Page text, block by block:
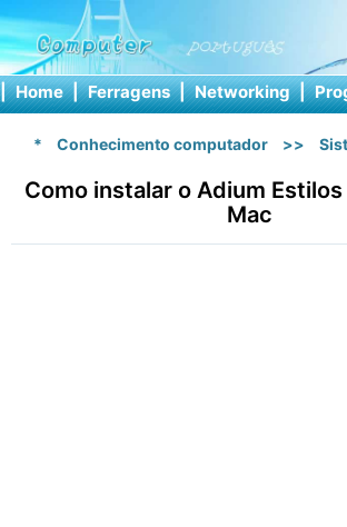
| Home | Ferragens | Networking |
* Conhecimento computador >>
Como instalar o Adium
Mac